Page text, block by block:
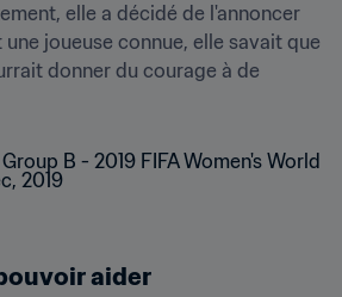
elle a décidé de l'annoncer
joueuse connue, elle savait que
donner du courage à de
aider